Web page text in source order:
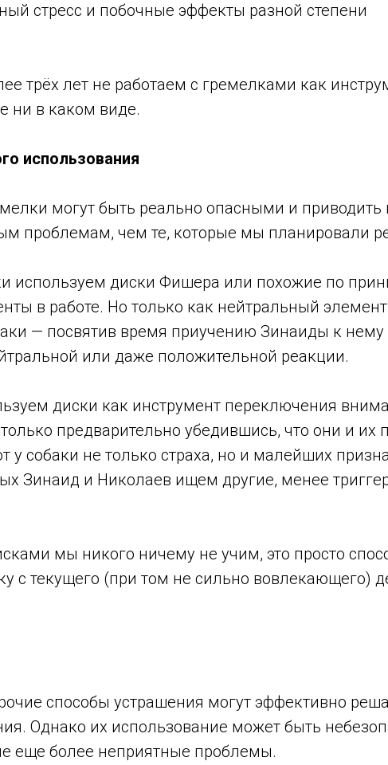
стресс и побочные эффекты разной степени
трёх лет не работаем с гремелками как
ни в каком виде.
использования
могут быть реально опасными и приводить
проблемам, чем те, которые мы планировали
используем диски Фишера или похожие по
в работе. Но только как нейтральный элемент
— посвятив время приучению Зинаиды к нему
или даже положительной реакции.
диски как инструмент переключения
предварительно убедившись, что они и их
у собаки не только страха, но и малейших
Зинаид и Николаев ищем другие, менее
мы никого ничему не учим, это просто
с текущего (при том не сильно вовлекающего)
способы устрашения могут эффективно
Однако их использование может быть
еще более неприятные проблемы.